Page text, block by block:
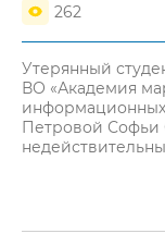
262
Утерянный
ВО «Академия
Петровой Софьи